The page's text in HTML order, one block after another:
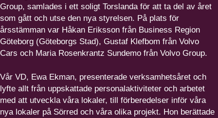
Group, samlades i ett soligt Torslanda för att ta del av året
som gått och utse den nya styrelsen. På plats för
årsstämman var Håkan Eriksson från Business Region
Göteborg (Göteborgs Stad), Gustaf Klefbom från Volvo
Cars och Maria Rosenkrantz Sundemo från Volvo Group.
Vår VD, Ewa Ekman, presenterade verksamhetsåret och
lyfte allt från uppskattade personalaktiviteter och arbetet
med att utveckla våra lokaler, till förberedelser inför våra
nya lokaler på Sörred och våra olika projekt. Hon berättade